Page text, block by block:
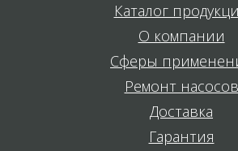
Каталог
О компании
Сферы
Ремонт насосов
Доставка
Гарантия